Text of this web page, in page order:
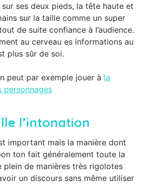
ses deux pieds, la tête haute et
sur la taille comme un super
de suite confiance à l’audience.
au cerveau es informations au
plus sûr de soi.
peut par exemple jouer à la
personnages
l’intonation
important mais la manière dont
ton fait généralement toute la
plein de manières très rigolotes
un discours sans même utiliser